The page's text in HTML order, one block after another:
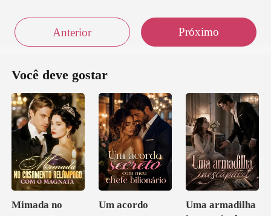
Anterior Próximo
Você deve gostar
Mimada no
Um acordo
Uma armadilha